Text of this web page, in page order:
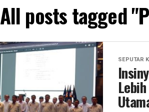
All posts tagged
SEPUTAR